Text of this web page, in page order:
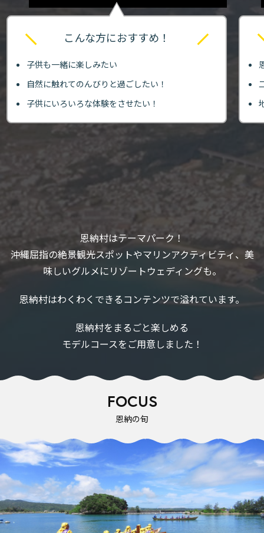
恩納村はテーマパーク！
沖縄屈指の絶景観光スポットやマリンアクティビティ、美
味しいグルメにリゾートウェディングも。
恩納村はわくわくできるコンテンツで溢れています。
恩納村をまるごと楽しめる
モデルコースをご用意しました！
こんな方におすすめ！
子供も一緒に楽しみたい
自然に触れてのんびりと過ごしたい！
子供にいろいろな体験をさせたい！
FOCUS
恩納の旬